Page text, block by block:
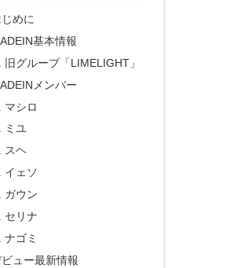
めに
基本情報
旧グループ「LIMELIGHT」
メンバー
マシロ
ミユ
スヘ
イェソ
ガウン
セリナ
ナゴミ
ュー最新情報